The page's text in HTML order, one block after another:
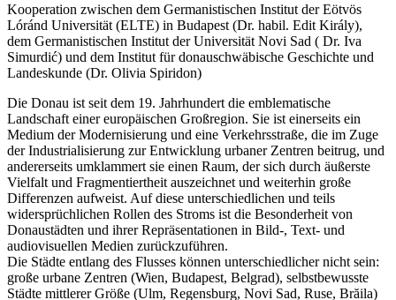
Kooperation zwischen dem Germanistischen Institut der Eötvös
Lóránd Universität (ELTE) in Budapest (Dr. habil. Edit Király),
dem Germanistischen Institut der Universität Novi Sad ( Dr. Iva
Simurdić) und dem Institut für donauschwäbische Geschichte und
Landeskunde (Dr. Olivia Spiridon)
Die Donau ist seit dem 19. Jahrhundert die emblematische
Landschaft einer europäischen Großregion. Sie ist einerseits ein
Medium der Modernisierung und eine Verkehrsstraße, die im Zuge
der Industrialisierung zur Entwicklung urbaner Zentren beitrug, und
andererseits umklammert sie einen Raum, der sich durch äußerste
Vielfalt und Fragmentiertheit auszeichnet und weiterhin große
Differenzen aufweist. Auf diese unterschiedlichen und teils
widersprüchlichen Rollen des Stroms ist die Besonderheit von
Donaustädten und ihrer Repräsentationen in Bild-, Text- und
audiovisuellen Medien zurückzuführen.
Die Städte entlang des Flusses können unterschiedlicher nicht sein:
große urbane Zentren (Wien, Budapest, Belgrad), selbstbewusste
Städte mittlerer Größe (Ulm, Regensburg, Novi Sad, Ruse, Brăila)